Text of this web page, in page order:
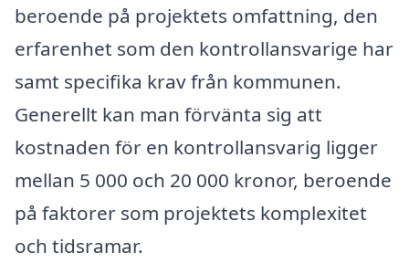
beroende på projektets omfattning, den
erfarenhet som den kontrollansvarige har
samt specifika krav från kommunen.
Generellt kan man förvänta sig att
kostnaden för en kontrollansvarig ligger
mellan 5 000 och 20 000 kronor, beroende
på faktorer som projektets komplexitet
och tidsramar.